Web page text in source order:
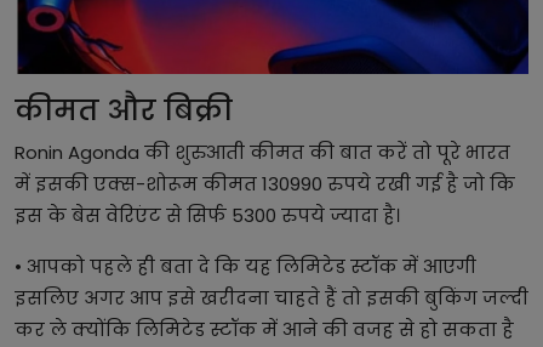
कीमत और बिक्री
Ronin Agonda की शुरुआती कीमत की बात करें तो पूरे भारत
में इसकी एक्स-शोरूम कीमत 130990 रुपये रखी गई है जो कि
इस के बेस वेरिएंट से सिर्फ 5300 रुपये ज्यादा है।
• आपको पहले ही बता दे कि यह लिमिटेड स्टॉक में आएगी
इसलिए अगर आप इसे खरीदना चाहते हैं तो इसकी बुकिंग जल्दी
कर ले क्योंकि लिमिटेड स्टॉक में आने की वजह से हो सकता है